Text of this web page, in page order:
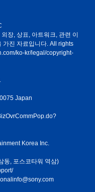
장, 상표, 아트워크, 관련 이
가진 자료입니다. All rights
ko-kr/legal/copyright-
Japan
Korea Inc.
동, 포스코타워 역삼)